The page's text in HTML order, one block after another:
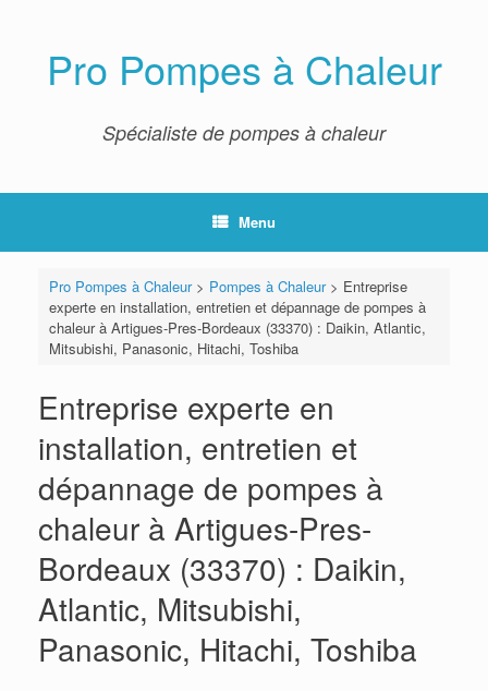
Pro Pompes à Chaleur
Spécialiste de pompes à chaleur
Menu
Pro Pompes à Chaleur> Pompes à Chaleur> Entreprise
experte en installation, entretien et dépannage de pompes à
chaleur à Artigues-Pres-Bordeaux (33370) : Daikin, Atlantic,
Mitsubishi, Panasonic, Hitachi, Toshiba
Entreprise experte en
installation, entretien et
dépannage de pompes à
chaleur à Artigues-Pres-
Bordeaux (33370) : Daikin,
Atlantic, Mitsubishi,
Panasonic, Hitachi, Toshiba